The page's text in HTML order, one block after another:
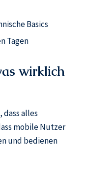
Basics
Tagen
wirklich
alles
mobile Nutzer
und bedienen